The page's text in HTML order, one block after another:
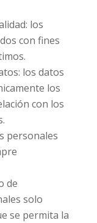
los
con fines
los datos
los
con los
personales
de
solo
se permita la